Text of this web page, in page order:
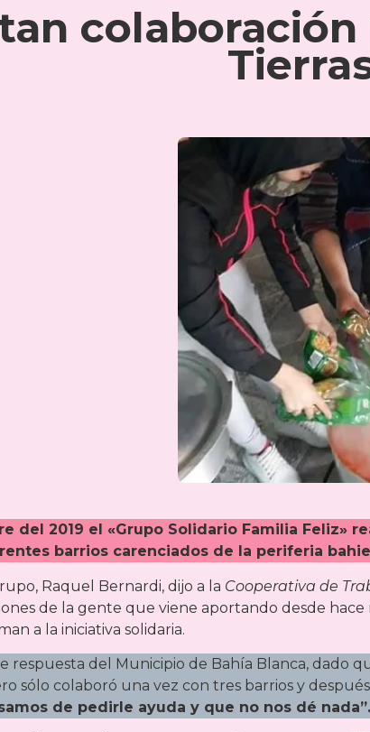
del 2019 el «Grupo Solidario Familia Feliz»
barrios carenciados de la periferia
Raquel Bernardi, dijo a la Cooperativa de
de la gente que viene aportando desde
a la iniciativa solidaria.
respuesta del Municipio de Bahía Blanca, dado
sólo colaboró una vez con tres barrios y
de pedirle ayuda y que no nos dé nada”.